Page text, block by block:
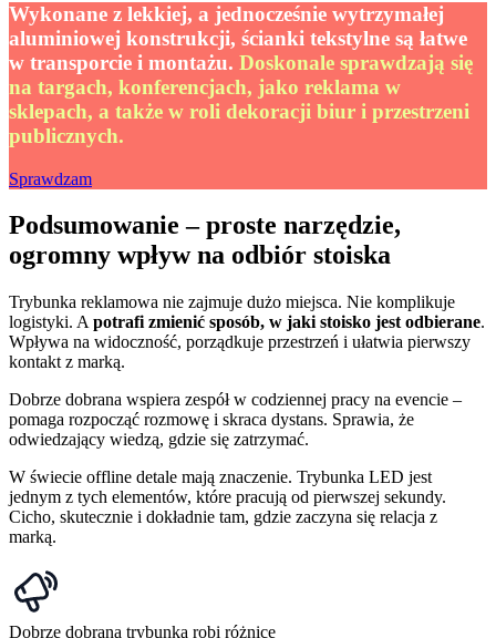
Wykonane z lekkiej, a jednocześnie wytrzymałej
aluminiowej konstrukcji, ścianki tekstylne są łatwe
w transporcie i montażu. Doskonale sprawdzają się
na targach, konferencjach, jako reklama w
sklepach, a także w roli dekoracji biur i przestrzeni
publicznych.
Sprawdzam
Podsumowanie – proste narzędzie,
ogromny wpływ na odbiór stoiska
Trybunka reklamowa nie zajmuje dużo miejsca. Nie komplikuje
logistyki. A potrafi zmienić sposób, w jaki stoisko jest odbierane.
Wpływa na widoczność, porządkuje przestrzeń i ułatwia pierwszy
kontakt z marką.
Dobrze dobrana wspiera zespół w codziennej pracy na evencie –
pomaga rozpocząć rozmowę i skraca dystans. Sprawia, że
odwiedzający wiedzą, gdzie się zatrzymać.
W świecie offline detale mają znaczenie. Trybunka LED jest
jednym z tych elementów, które pracują od pierwszej sekundy.
Cicho, skutecznie i dokładnie tam, gdzie zaczyna się relacja z
marką.
Dobrze dobrana trybunka robi różnicę